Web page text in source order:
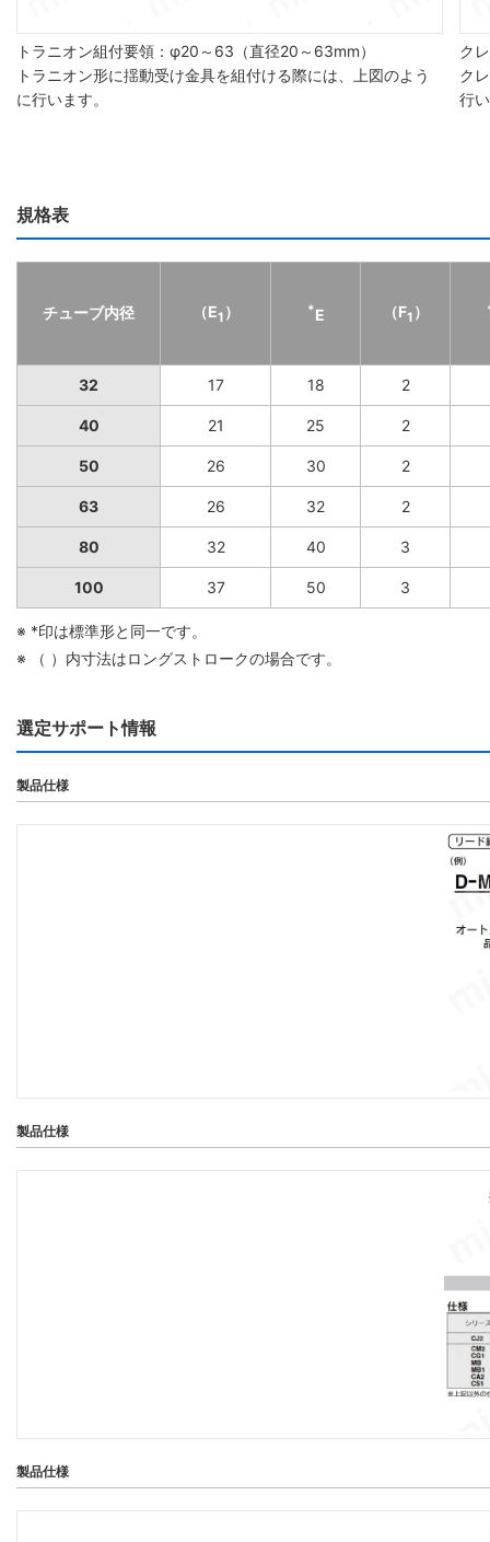
トラニオン組付要領：φ20～63（直径20～63mm）
トラニオン形に揺動受け金具を組付ける際には、上図のよう
に行います。
ク
ク
行
規格表
チューブ内径 （E1 ） *E （F1 ）
32 17 18 2
40 21 25 2
50 26 30 2
63 26 32 2
80 32 40 3
100 37 50 3
※ *印は標準形と同一です。
※ （ ）内寸法はロングストロークの場合です。
選定サポート情報
製品仕様
製品仕様
製品仕様